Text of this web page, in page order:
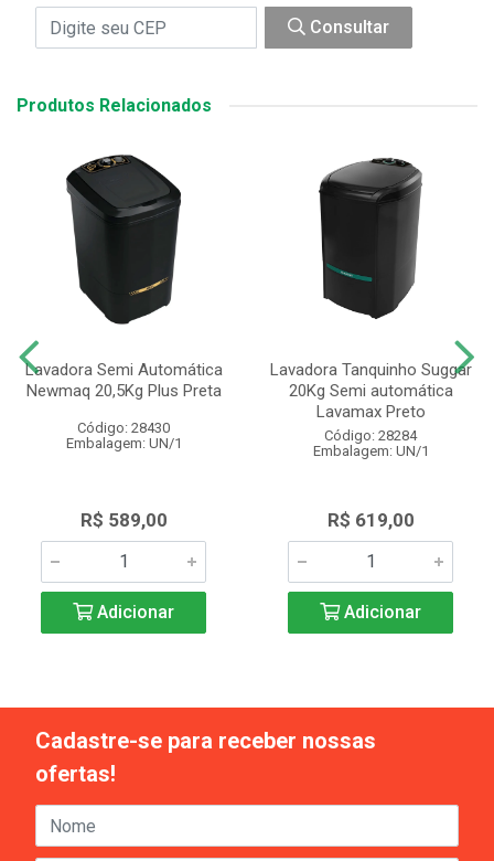
Consultar
Produtos Relacionados
Lavadora Semi Automática
Newmaq 20,5Kg Plus Preta
Código: 28430
Embalagem: UN/1
R$ 589,00
Adicionar
Lavadora Tanquinho Suggar
20Kg Semi automática
Lavamax Preto
Código: 28284
Embalagem: UN/1
R$ 619,00
Adicionar
Cadastre-se para receber nossas
ofertas!